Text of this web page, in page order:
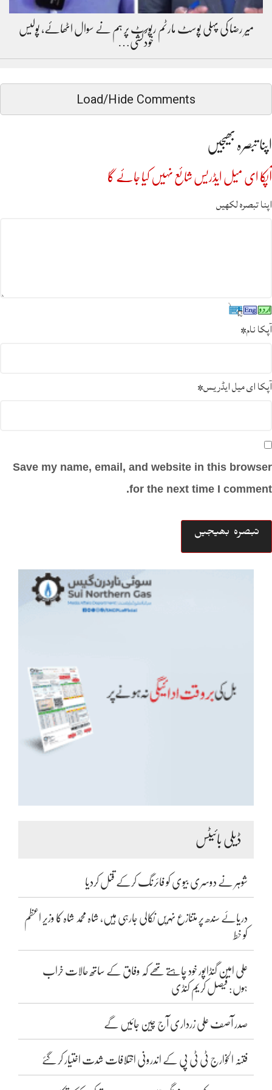
میر رضا کی پہلی پوسٹ مارٹم رپورٹ پر ہم نے سوال اٹھائے، پولیس
خودکشی…
Load/Hide Comments
اپنا تبصرہ بھیجیں
آپکا ای میل ایڈریس شائع نہیں کیا جائے گا
اپنا تبصرہ لکھیں
آپکا نام*
آپکا ای میل ایڈریس*
Save my name, email, and website in this browser
for the next time I comment.
ڈیلی بائیٹس
شوہر نے دوسری بیوی کو فائرنگ کرکے قتل کردیا
دریائے سندھ پر متنازع نہریں نکالی جارہی ہیں، شاہ محمد شاہ کا وزیر اعظم
کو خط
علی امین گنڈاپور خود چاہتے تھے کہ وفاق کے ساتھ حالات خراب
ہوں: فیصل کریم کنڈی
صدر آصف علی زرداری آج چین جائیں گے
فتنہ الخوارج ٹی ٹی پی کے اندرونی اختلافات شدت اختیار کر گئے